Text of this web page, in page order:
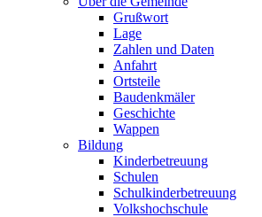
Grußwort
Lage
Zahlen und Daten
Anfahrt
Ortsteile
Baudenkmäler
Geschichte
Wappen
Bildung
Kinderbetreuung
Schulen
Schulkinderbetreuung
Volkshochschule